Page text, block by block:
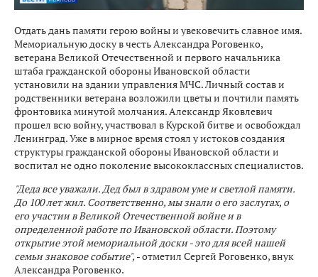
Отдать дань памяти герою войны и увековечить славное имя.
Мемориальную доску в честь Александра Роговенко,
ветерана Великой Отечественной и первого начальника
штаба гражданской обороны Ивановской области
установили на здании управления МЧС. Личный состав и
родственники ветерана возложили цветы и почтили память
фронтовика минутой молчания. Александр Яковлевич
прошел всю войну, участвовал в Курской битве и освобождал
Ленинград. Уже в мирное время стоял у истоков создания
структуры гражданской обороны Ивановской области и
воспитал не одно поколение высококлассных специалистов.
"Деда все уважали. Дед был в здравом уме и светлой памяти.
До 100 лет жил. Соответственно, мы знали о его заслугах, о
его участии в Великой Отечественной войне и в
определенной работе по Ивановской области. Поэтому
открытие этой мемориальной доски - это для всей нашей
семьи знаковое событие", - отметил Сергей Роговенко, внук
Александра Роговенко.